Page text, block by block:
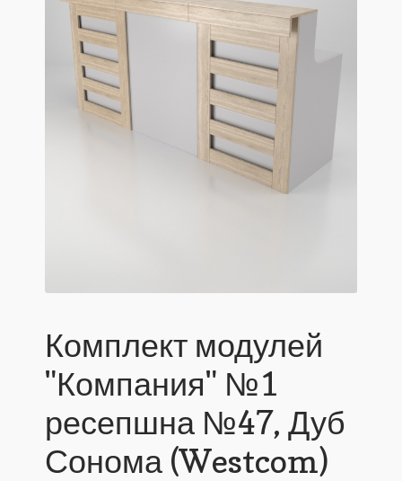
Комплект модулей
"Компания" №1
ресепшна №47, Дуб
Сонома (Westcom)